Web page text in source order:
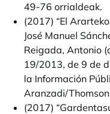
49-76 orrialdeak.
(2017) “El
José Manuel
Reigada, Antonio
19/2013, de 9 de
la Información
Aranzadi/
(2017)